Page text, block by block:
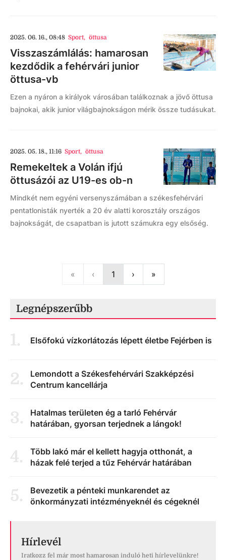
2025. 06. 16., 08:48 Sport, öttusa
Visszaszámlálás: hamarosan
kezdődik a fehérvári junior
öttusa-vb
Ezen a nyáron a királyok városában találkoznak a jövő öttusa
bajnokai, akik junior világbajnokságon mérik össze tudásukat.
2025. 05. 18., 11:16 Sport, öttusa
Remekeltek a Volán ifjú
öttusázói az U19-es ob-n
Mindkét nem egyéni versenyszámában a székesfehérvári
pentatlonisták nyerték a 20 év alatti korosztály országos
bajnokságát, de csapatban is jutott számukra egy elsőség.
« ‹Previous
1 ›Next»Last
Legnépszerűbb
1. Elsőfokú vízkorlátozás lépett életbe Fejérben is
2.
Lemondott a Székesfehérvári Szakképzési
Centrum kancellárja
3.
Hatalmas területen ég a tarló Fehérvár
határában, gyorsan terjednek a lángok!
4.
Több lakó már el kellett hagyja otthonát, a
házak felé terjed a tűz Fehérvár határában
5.
Bevezetik a pénteki munkarendet az
önkormányzati intézményeknél és cégeknél
Hírlevél
Iratkozz fel már most hamarosan induló heti hírlevelünkre!